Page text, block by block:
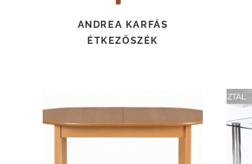
ANDREA KARFÁS
ÉTKEZŐSZÉK